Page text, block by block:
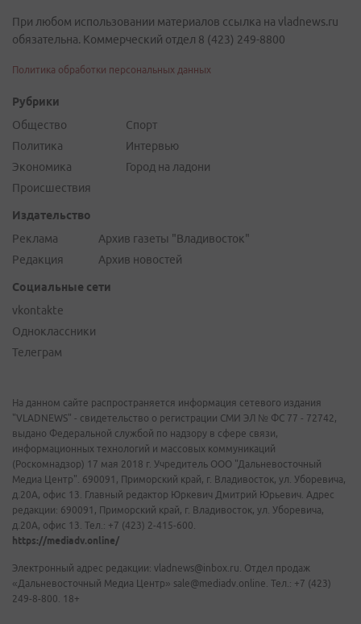
При любом использовании материалов ссылка на vladnews.ru
обязательна. Коммерческий отдел 8 (423) 249-8800
Политика обработки персональных данных
Рубрики
Общество
Политика
Экономика
Происшествия
Спорт
Интервью
Город на ладони
Издательство
Реклама
Редакция
Архив газеты "Владивосток"
Архив новостей
Социальные сети
vkontakte
Одноклассники
Телеграм
На данном сайте распространяется информация сетевого издания
"VLADNEWS" - свидетельство о регистрации СМИ ЭЛ № ФС 77 - 72742,
выдано Федеральной службой по надзору в сфере связи,
информационных технологий и массовых коммуникаций
(Роскомнадзор) 17 мая 2018 г. Учредитель ООО "Дальневосточный
Медиа Центр". 690091, Приморский край, г. Владивосток, ул. Уборевича,
д.20А, офис 13. Главный редактор Юркевич Дмитрий Юрьевич. Адрес
редакции: 690091, Приморский край, г. Владивосток, ул. Уборевича,
д.20А, офис 13. Тел.: +7 (423) 2-415-600.
https://mediadv.online/
Электронный адрес редакции: vladnews@inbox.ru. Отдел продаж
«Дальневосточный Медиа Центр» sale@mediadv.online. Тел.: +7 (423)
249-8-800. 18+